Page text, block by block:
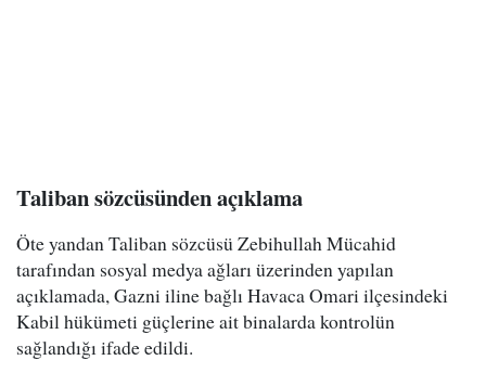
Taliban sözcüsünden açıklama
Öte yandan Taliban sözcüsü Zebihullah Mücahid
tarafından sosyal medya ağları üzerinden yapılan
açıklamada, Gazni iline bağlı Havaca Omari ilçesindeki
Kabil hükümeti güçlerine ait binalarda kontrolün
sağlandığı ifade edildi.